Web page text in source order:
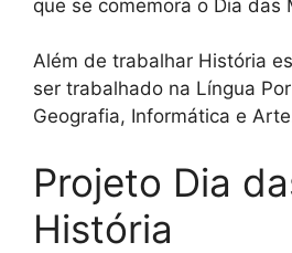
que se comemora o Dia das
Além de trabalhar História
ser trabalhado na Língua
Geografia, Informática e
Projeto Dia
História